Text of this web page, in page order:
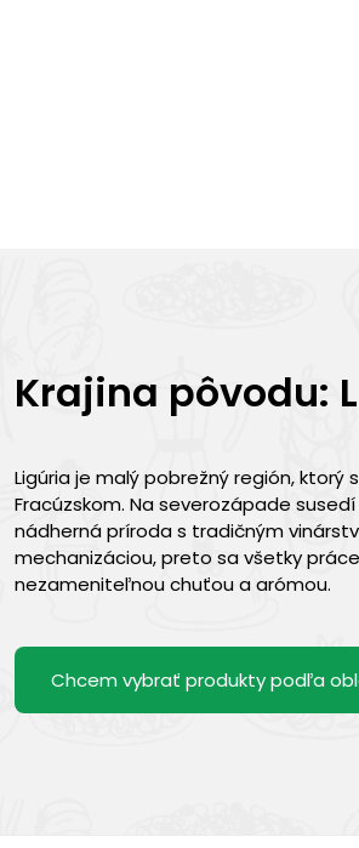
Krajina pôvodu:
Ligúria je malý pobrežný región,
Fracúzskom. Na severozápade
nádherná príroda s tradičným
mechanizáciou, preto sa všetky
nezameniteľnou chuťou a arómou.
Chcem vybrať produkty podľa